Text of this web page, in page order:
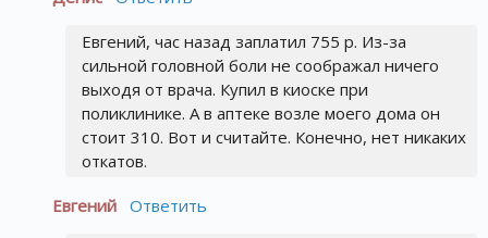
Евгений, час назад заплатил 755 р. Из-за
сильной головной боли не соображал ничего
выходя от врача. Купил в киоске при
поликлинике. А в аптеке возле моего дома он
стоит 310. Вот и считайте. Конечно, нет никаких
откатов.
Евгений Ответить